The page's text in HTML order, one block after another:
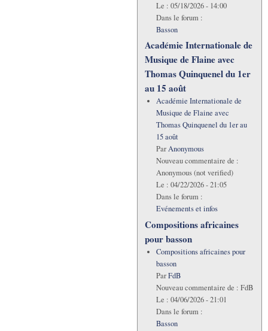
Le : 05/18/2026 - 14:00
Dans le forum :
Basson
Académie Internationale de
Musique de Flaine avec
Thomas Quinquenel du 1er
au 15 août
Académie Internationale de
Musique de Flaine avec
Thomas Quinquenel du 1er au
15 août
ParAnonymous
Nouveau commentaire de :
Anonymous (not verified)
Le : 04/22/2026 - 21:05
Dans le forum :
Evénements et infos
Compositions africaines
pour basson
Compositions africaines pour
basson
ParFdB
Nouveau commentaire de : FdB
Le : 04/06/2026 - 21:01
Dans le forum :
Basson